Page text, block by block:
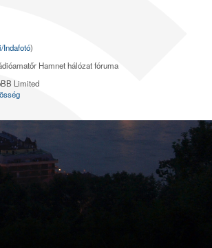
Indafotó)
Hamnet hálózat fóruma
Limited